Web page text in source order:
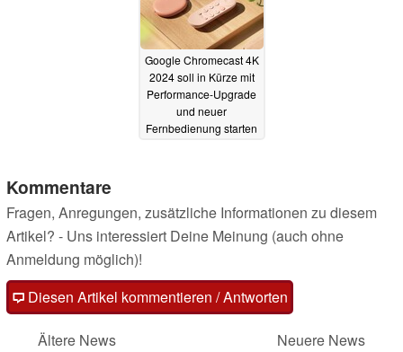
Google Chromecast 4K
2024 soll in Kürze mit
Performance-Upgrade
und neuer
Fernbedienung starten
Kommentare
Fragen, Anregungen, zusätzliche Informationen zu diesem
Artikel? - Uns interessiert Deine Meinung (auch ohne
Anmeldung möglich)!
Diesen Artikel kommentieren / Antworten
Ältere News
Neuere News